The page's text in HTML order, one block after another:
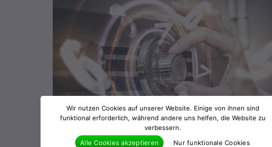
Tresoröffnung für Albstadt
Wir nutzen Cookies auf unserer Website. Einige von ihnen sind
funktional erforderlich, während andere uns helfen, die Website zu
verbessern.
Alle Cookies akzeptieren
Nur funktionale Cookies